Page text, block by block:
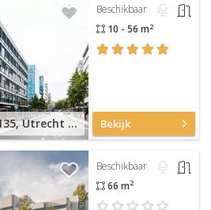
St.-Jacobsstraat 123-135, Utrecht Centrum
Beschikbaar
10 - 56 m2
Bekijk
Beschikbaar
66 m2